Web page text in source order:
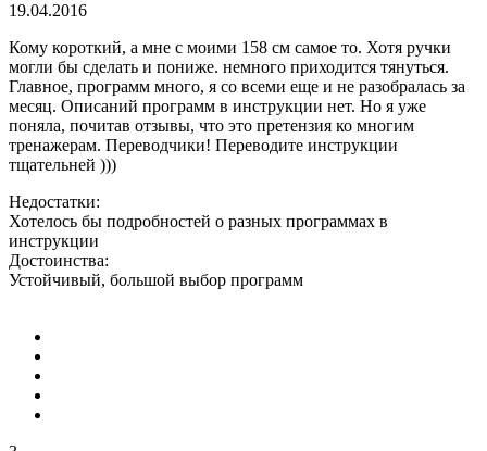
19.04.2016
Кому короткий, а мне с моими 158 см самое то. Хотя ручки
могли бы сделать и пониже. немного приходится тянуться.
Главное, программ много, я со всеми еще и не разобралась за
месяц. Описаний программ в инструкции нет. Но я уже
поняла, почитав отзывы, что это претензия ко многим
тренажерам. Переводчики! Переводите инструкции
тщательней )))
Недостатки:
Хотелось бы подробностей о разных программах в
инструкции
Достоинства:
Устойчивый, большой выбор программ